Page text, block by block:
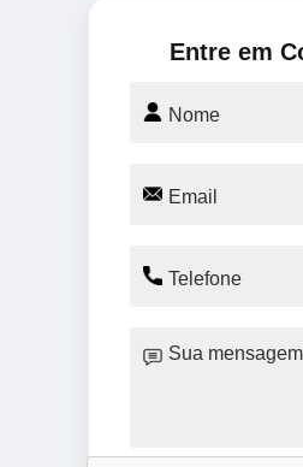
Entre em